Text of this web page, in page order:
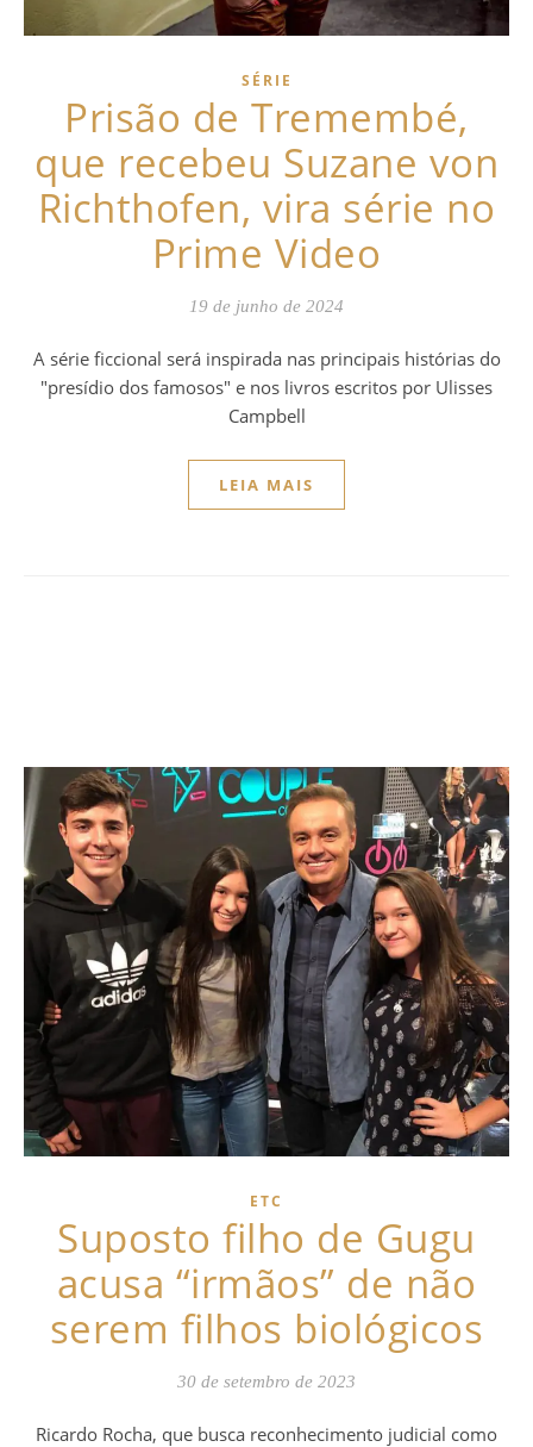
SÉRIE
Prisão de Tremembé,
que recebeu Suzane von
Richthofen, vira série no
Prime Video
19 de junho de 2024
A série ficcional será inspirada nas principais histórias do
"presídio dos famosos" e nos livros escritos por Ulisses
Campbell
LEIA MAIS
ETC
Suposto filho de Gugu
acusa “irmãos” de não
serem filhos biológicos
30 de setembro de 2023
Ricardo Rocha, que busca reconhecimento judicial como